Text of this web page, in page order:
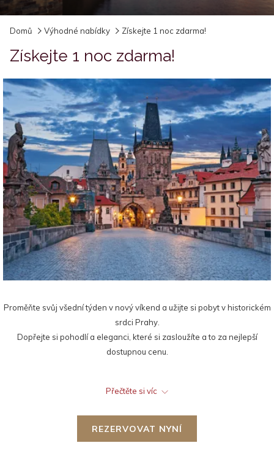
Domů Výhodné nabídky Získejte 1 noc zdarma!
Získejte 1 noc zdarma!
Proměňte svůj všední týden v nový víkend a užijte si pobyt v historickém
srdci Prahy.
Dopřejte si pohodlí a eleganci, které si zasloužíte a to za nejlepší
dostupnou cenu.
Pohodlné ubytování v odlišných kategoriích
Bohatá snídaně formou bufetu (dle rezervace)
Přečtěte si víc
REZERVOVAT NYNÍ